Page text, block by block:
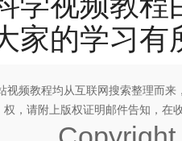
家的学习有
视频教程均从互联网搜索整理而
权，请附上版权证明邮件告知，在